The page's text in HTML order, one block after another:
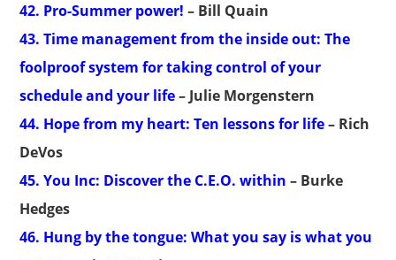
42. Pro-Summer power! – Bill Quain
43. Time management from the inside out: The
foolproof system for taking control of your
schedule and your life– Julie Morgenstern
44. Hope from my heart: Ten lessons for life– Rich
DeVos
45. You Inc: Discover the C.E.O. within – Burke
Hedges
46. Hung by the tongue: What you say is what you